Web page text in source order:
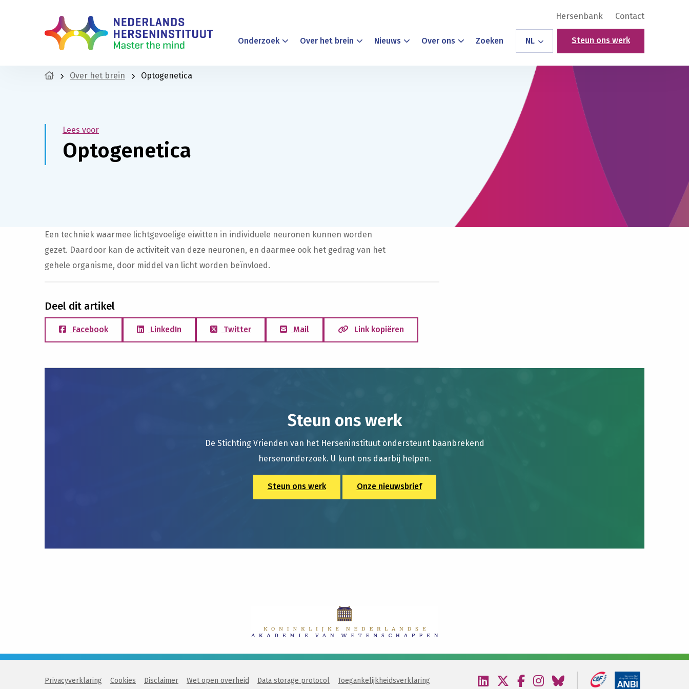
Hersenbank Contact
Onderzoek Over het brein Nieuws Over ons Zoeken NL Steun ons werk
Over het brein Optogenetica
Lees voor
Optogenetica
Een techniek waarmee lichtgevoelige eiwitten in individuele neuronen kunnen worden
gezet. Daardoor kan de activiteit van deze neuronen, en daarmee ook het gedrag van het
gehele organisme, door middel van licht worden beïnvloed.
Deel dit artikel
Facebook LinkedIn Twitter Mail Link kopiëren
Steun ons werk
De Stichting Vrienden van het Herseninstituut ondersteunt baanbrekend
hersenonderzoek. U kunt ons daarbij helpen.
Steun ons werk Onze nieuwsbrief
Privacyverklaring Cookies Disclaimer Wet open overheid Data storage protocol Toegankelijkheidsverklaring
BezoekBezoekBezoekBezoekBezoek